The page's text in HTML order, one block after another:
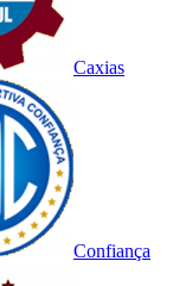
Caxias
Confiança